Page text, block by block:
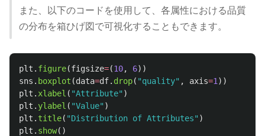
また、以下のコードを使用して、各属性における品質
の分布を箱ひげ図で可視化することもできます。
plt . figure(figsize=(10, 6))
sns . boxplot (data=df. drop( "quality" , axis=1 ))
plt . xlabel ( "Attribute" )
plt . ylabel ( "Value" )
plt . title( "Distribution of Attributes" )
plt . show()